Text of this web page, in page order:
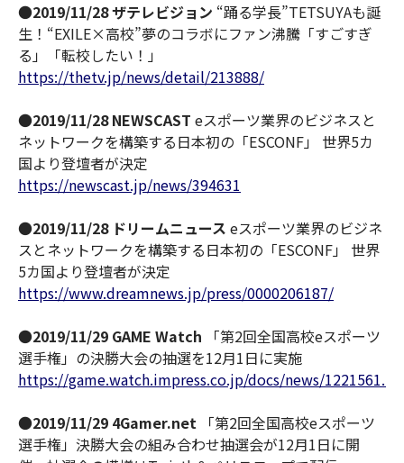
●2019/11/28 ザテレビジョン “踊る学長”TETSUYAも誕
生！“EXILE×高校”夢のコラボにファン沸騰「すごすぎ
る」「転校したい！」
https://thetv.jp/news/detail/213888/
●2019/11/28 NEWSCAST eスポーツ業界のビジネスと
ネットワークを構築する日本初の「ESCONF」 世界5カ
国より登壇者が決定
https://newscast.jp/news/394631
●2019/11/28 ドリームニュース eスポーツ業界のビジネ
スとネットワークを構築する日本初の「ESCONF」 世界
5カ国より登壇者が決定
https://www.dreamnews.jp/press/0000206187/
●2019/11/29 GAME Watch 「第2回全国高校eスポーツ
選手権」の決勝大会の抽選を12月1日に実施
https://game.watch.impress.co.jp/docs/news/
●2019/11/29 4Gamer.net 「第2回全国高校eスポーツ
選手権」決勝大会の組み合わせ抽選会が12月1日に開